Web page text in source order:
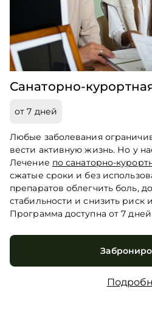
Санаторно-
от 7 дней
Любые заболевания
вести активную жизнь. Но у
Лечение по санаторно-
сжатые сроки и без
препаратов облегчить боль,
стабильности и снизить риск
Программа доступна от 7